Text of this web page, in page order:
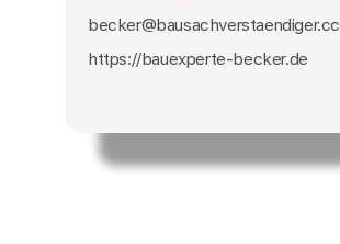
becker@bausachverstaendiger.cc
https://bauexperte-becker.de